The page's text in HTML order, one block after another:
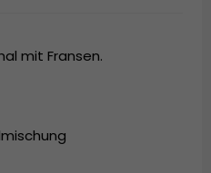
mit Fransen.